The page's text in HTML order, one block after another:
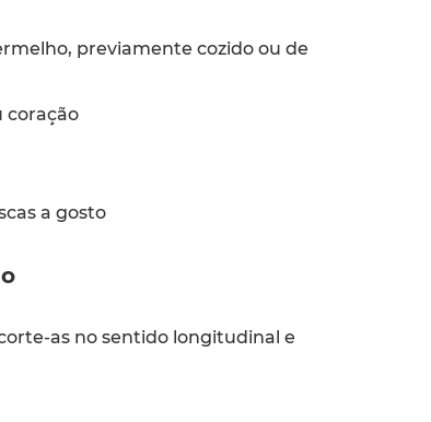
previamente cozido ou de
coração
a gosto
as no sentido longitudinal e